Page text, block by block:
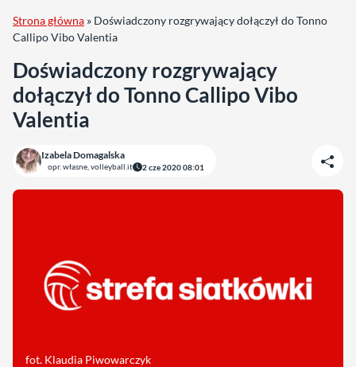
Strona główna » Doświadczony rozgrywający dołączył do Tonno
Callipo Vibo Valentia
Doświadczony rozgrywający
dołączył do Tonno Callipo Vibo
Valentia
Izabela Domagalska
opr. własne, volleyball.it 2 cze 2020 08:01
fot. Klaudia Piwowarczyk